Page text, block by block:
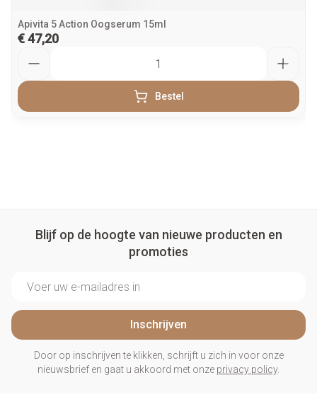
Apivita 5 Action Oogserum 15ml
€ 47,20
Bestel
Blijf op de hoogte van nieuwe producten en
promoties
Inschrijven
Door op inschrijven te klikken, schrijft u zich in voor onze
nieuwsbrief en gaat u akkoord met onze privacy policy.